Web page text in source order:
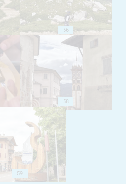
56
58
59